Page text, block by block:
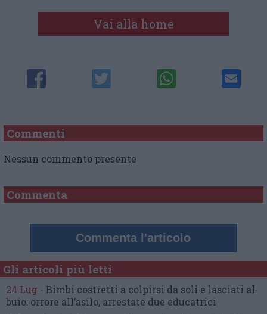
Vai alla home
Commenti
Nessun commento presente
Commenta
Commenta l'articolo
Gli articoli più letti
24 Lug - Bimbi costretti a colpirsi da soli e lasciati al
buio: orrore all’asilo, arrestate due educatrici